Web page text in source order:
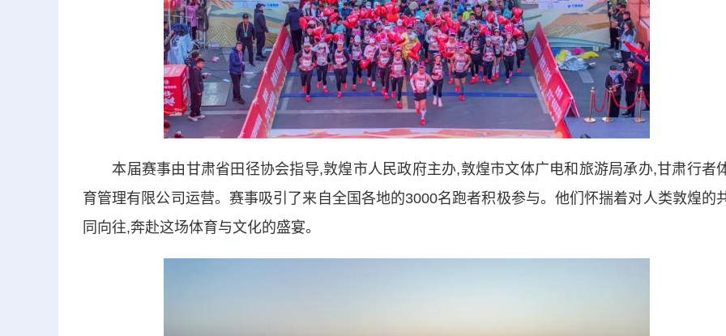
本届赛事由甘肃省田径协会指导,敦煌市人民政府主办,敦煌市文体广电和旅游局承办,甘肃行者
育管理有限公司运营。赛事吸引了来自全国各地的3000名跑者积极参与。他们怀揣着对人类敦煌的
同向往,奔赴这场体育与文化的盛宴。